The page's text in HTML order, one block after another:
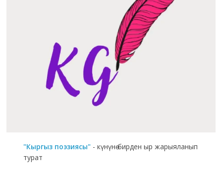
"Кыргыз поэзиясы" - күнүнө бирден ыр жарыяланып
турат